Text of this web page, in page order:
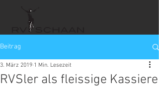
Beitrag
RVSler als fleissige Kassiere
3. März 2019 1 Min. Lesezeit